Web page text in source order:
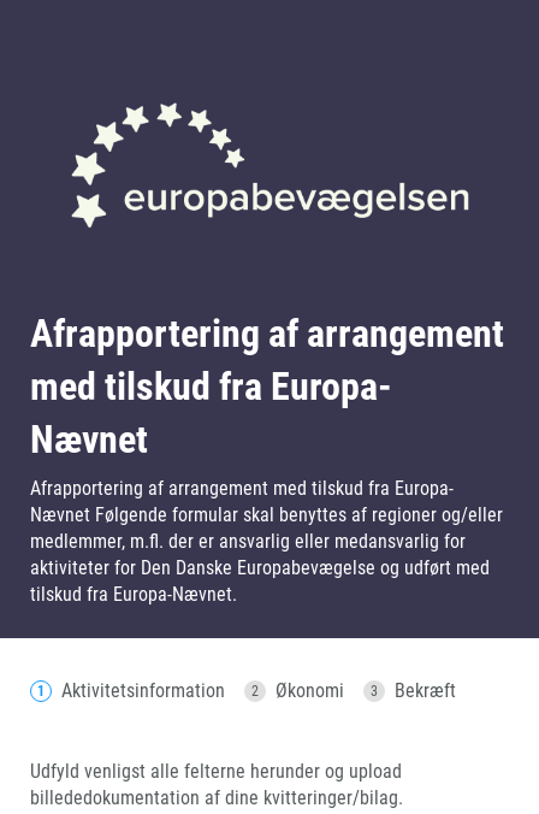
Afrapportering af arrangement
med tilskud fra Europa-
Nævnet
Afrapportering af arrangement med tilskud fra Europa-
Nævnet Følgende formular skal benyttes af regioner og/eller
medlemmer, m.fl. der er ansvarlig eller medansvarlig for
aktiviteter for Den Danske Europabevægelse og udført med
tilskud fra Europa-Nævnet.
Aktivitetsinformation Økonomi Bekræft
Udfyld venligst alle felterne herunder og upload
billededokumentation af dine kvitteringer/bilag.